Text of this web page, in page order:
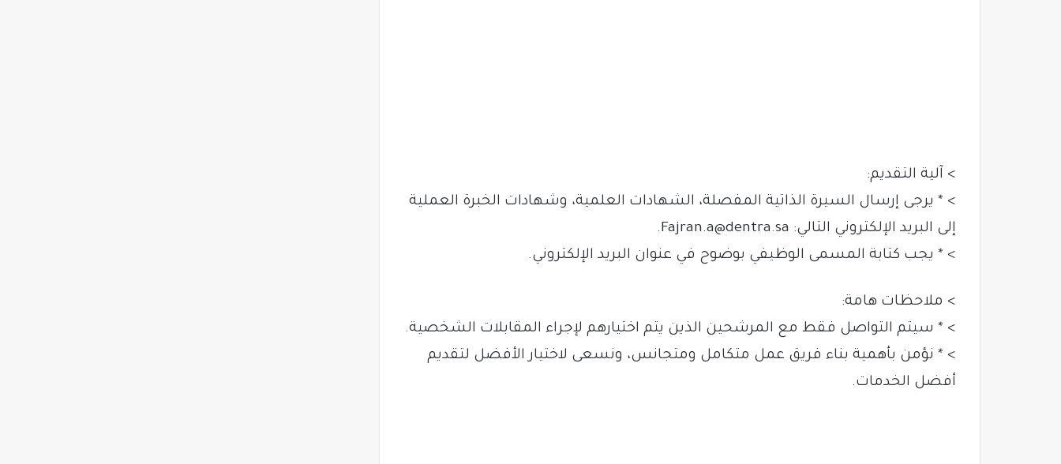
> آلية التقديم:
> * يرجى إرسال السيرة الذاتية المفصلة، الشهادات العلمية، وشهادات الخبرة العملية
إلى البريد الإلكتروني التالي: Fajran.a@dentra.sa
.
> * يجب كتابة المسمى الوظيفي بوضوح في عنوان البريد الإلكتروني.
> ملاحظات هامة:
> * سيتم التواصل فقط مع المرشحين الذين يتم اختيارهم لإجراء المقابلات الشخصية.
> * نؤمن بأهمية بناء فريق عمل متكامل ومتجانس، ونسعى لاختيار الأفضل لتقديم
أفضل الخدمات.